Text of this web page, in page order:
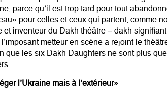
parce qu’il est trop tard pour tout
pour celles et ceux qui partent, comme
et inventeur du Dakh théâtre – dakh
metteur en scène a rejoint le
que les six Dakh Daughters ne sont plus
l’Ukraine mais à l’extérieur»